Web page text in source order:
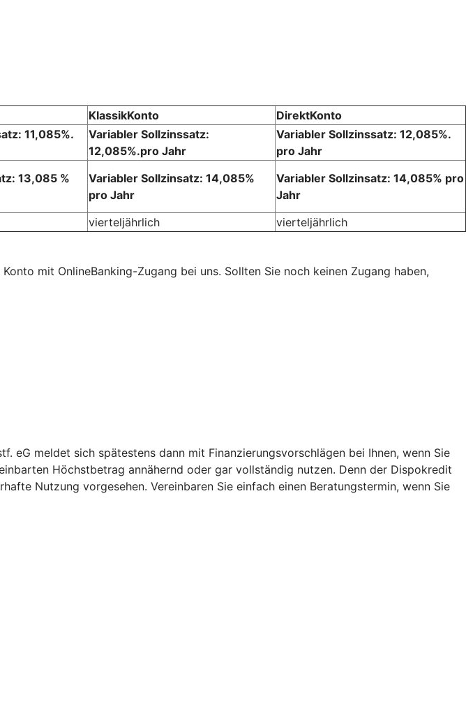
KlassikKonto
DirektKonto
11,085%.
Variabler Sollzinssatz:
12,085%.pro Jahr
Variabler Sollzinssatz: 12,085%.
pro Jahr
13,085 %
Variabler Sollzinsatz: 14,085%
pro Jahr
Variabler Sollzinsatz: 14,085% pro
Jahr
vierteljährlich vierteljährlich
mit OnlineBanking-Zugang bei uns. Sollten Sie noch keinen Zugang haben,
eG meldet sich spätestens dann mit Finanzierungsvorschlägen bei Ihnen, wenn Sie
Höchstbetrag annähernd oder gar vollständig nutzen. Denn der Dispokredit
Nutzung vorgesehen. Vereinbaren Sie einfach einen Beratungstermin, wenn Sie